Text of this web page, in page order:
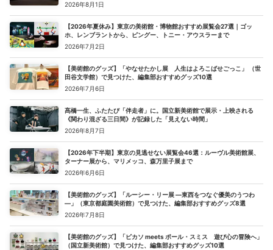
2026年8月1日
【2026年夏休み】東京の美術館・博物館おすすめ展覧会27選｜ゴッ
ホ、レンブラントから、ピングー、トニー・アウスラーまで
2026年7月2日
【美術館のグッズ】「やなせたかし展 人生はよろこばせごっこ」 （世
田谷文学館）で見つけた、編集部おすすめグッズ10選
2026年7月6日
髙橋一生、ふたたび「伴走者」に。国立新美術館で展示・上映される
《関わり混ざる三日間》が記録した「見えない時間」
2026年8月7日
【2026年下半期】東京の見逃せない展覧会46選：ルーヴル美術館展、
ターナー展から、マリメッコ、森万里子展まで
2026年6月6日
【美術館のグッズ】「ルーシー・リー展 ―東西をつなぐ優美のうつわ
―」（東京都庭園美術館）で見つけた、編集部おすすめグッズ8選
2026年7月8日
【美術館のグッズ】「ピカソ meets ポール・スミス 遊び心の冒険へ」
（国立新美術館）で見つけた、編集部おすすめグッズ10選